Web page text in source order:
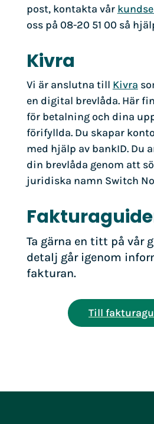
post, kontakta vår
oss på 08-20 51 00 så
Kivra
Vi är anslutna till Kivra
en digital brevlåda. Här
för betalning och dina
förifyllda. Du skapar
med hjälp av bankID. Du
din brevlåda genom att
juridiska namn Switch
Ta gärna en titt på vår
detalj går igenom
fakturan.
Till